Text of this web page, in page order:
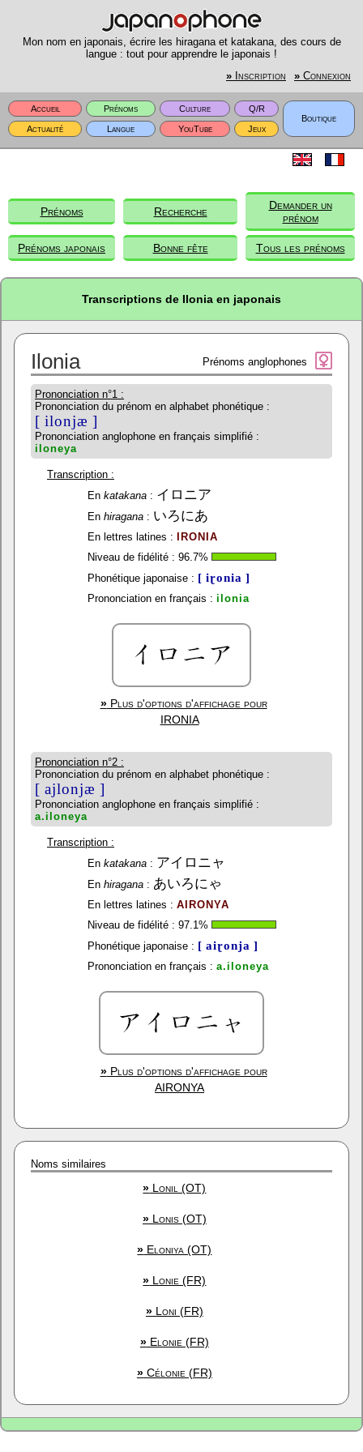
Mon nom en japonais, écrire les hiragana et katakana, des cours de
langue : tout pour apprendre le japonais !
» Inscription » Connexion
Accueil Prénoms Culture
Q/R
Boutique
Actualité
Langue YouTube Jeux
Prénoms Recherche
Demander un
prénom
Prénoms japonais Bonne fête Tous les prénoms
Transcriptions de Ilonia en japonais
Ilonia Prénoms anglophones
Prononciation n°1 :
Prononciation du prénom en alphabet phonétique :
[ ilonjæ ]
Prononciation anglophone en français simplifié :
iloneya
Transcription :
En katakana: イロニア
En hiragana: いろにあ
En lettres latines :
IRONIA
Niveau de fidélité : 96.7%
Phonétique japonaise : [ iɽonia ]
Prononciation en français : ilonia
»Plus d'options d'affichage pour
IRONIA
Prononciation n°2 :
Prononciation du prénom en alphabet phonétique :
[ ajlonjæ ]
Prononciation anglophone en français simplifié :
a.iloneya
Transcription :
En katakana: アイロニャ
En hiragana: あいろにゃ
En lettres latines : AIRONYA
Niveau de fidélité : 97.1%
Phonétique japonaise : [ aiɽonja ]
Prononciation en français : a.iloneya
»Plus d'options d'affichage pour
AIRONYA
Noms similaires
» Lonil (OT)
»Lonis (OT)
» Eloniya (OT)
» Lonie (FR)
»Loni (FR)
»Elonie (FR)
»Célonie (FR)